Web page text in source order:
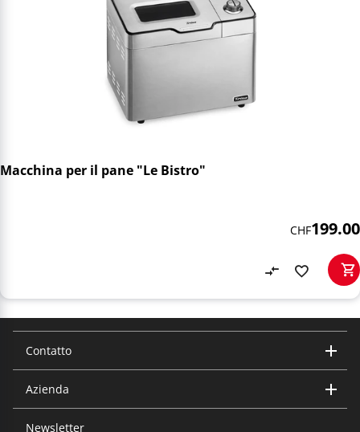
Macchina per il pane "Le Bistro"
CHF199.00
Contatto
Trisa Electronics AG
Kantonsstrasse 121
CH-6234 Triengen
Azienda
Newsletter